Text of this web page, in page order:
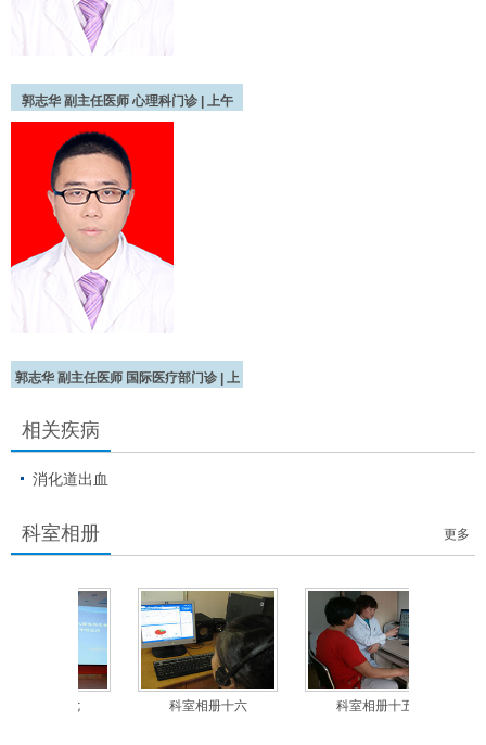
郭志华 副主任医师 心理科门诊 | 上午
郭志华 副主任医师 国际医疗部门诊 | 上
相关疾病
消化道出血
科室相册 更多
科室相册十六 科室相册十五